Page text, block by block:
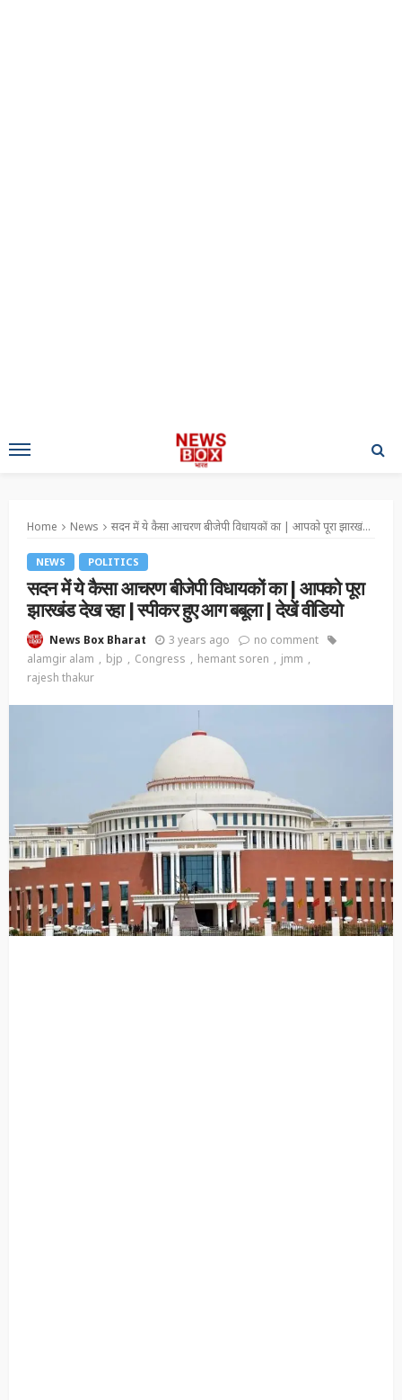
Home News सदन में ये कैसा आचरण बीजेपी विधायकों का | आपको पूरा झारखंड देख रहा | स्पीकर हुए आग बबूला | देखें वीडियो
NEWS POLITICS
सदन में ये कैसा आचरण बीजेपी विधायकों का | आपको पूरा
झारखंड देख रहा | स्पीकर हुए आग बबूला | देखें वीडियो
News Box Bharat 3 years ago
no comment
alamgir alam
bjp Congress hemant soren
jmm
rajesh thakur